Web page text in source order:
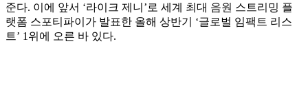
준다. 이에 앞서 ‘라이크 제니’로 세계 최대 음원 스트리밍 플
랫폼 스포티파이가 발표한 올해 상반기 ‘글로벌 임팩트 리스
트’ 1위에 오른 바 있다.